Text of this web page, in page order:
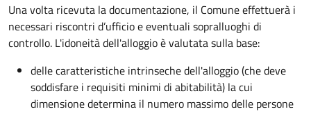
Una volta ricevuta la documentazione, il Comune effettuerà i
necessari riscontri d’ufficio e eventuali sopralluoghi di
controllo. L'idoneità dell'alloggio è valutata sulla base:
delle caratteristiche intrinseche dell'alloggio (che deve
soddisfare i requisiti minimi di abitabilità) la cui
dimensione determina il numero massimo delle persone